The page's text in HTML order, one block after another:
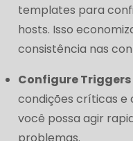
templates para
hosts. Isso
consistência nas
Configure Triggers
condições críticas e
você possa agir